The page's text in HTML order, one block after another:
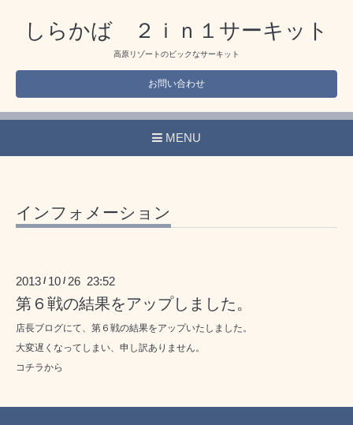
しらかば ２ｉｎ１サーキット
高原リゾートのビックなサーキット
お問い合わせ
MENU
インフォメーション
2013 / 10 / 26 23:52
第６戦の結果をアップしました。
店長ブログにて、第６戦の結果をアップいたしました。
大変遅くなってしまい、申し訳ありません。
コチラから